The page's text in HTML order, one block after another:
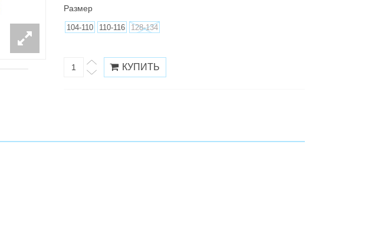
Размер
104-110 110-116 128-134